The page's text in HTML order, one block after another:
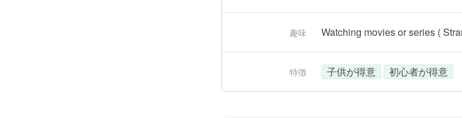
趣味 Watching movies or series (
特徴 子供が得意 初心者が得意